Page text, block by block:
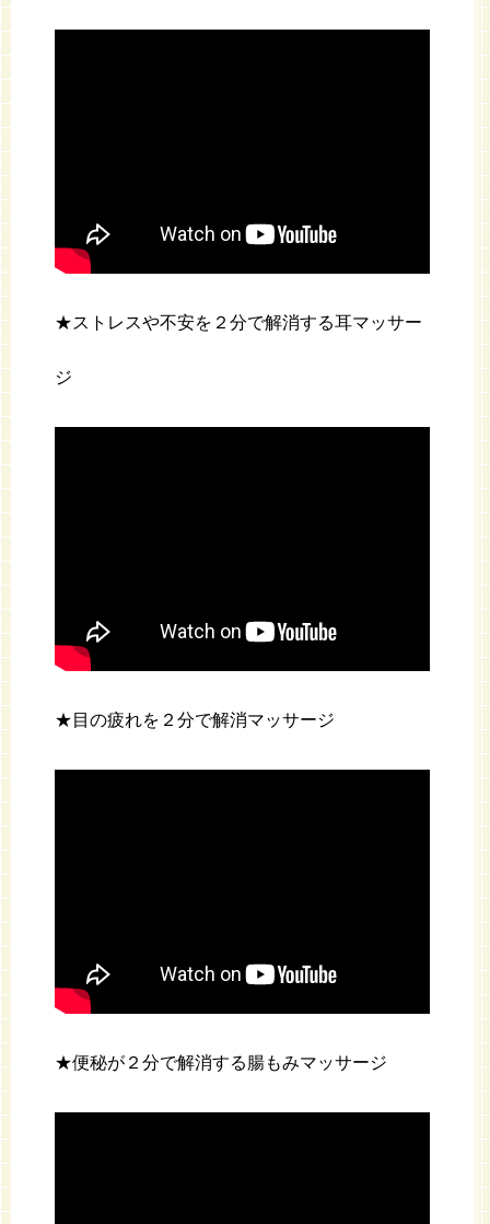
★ストレスや不安を２分で解消する耳マッサー
ジ
★目の疲れを２分で解消マッサージ
★便秘が２分で解消する腸もみマッサージ